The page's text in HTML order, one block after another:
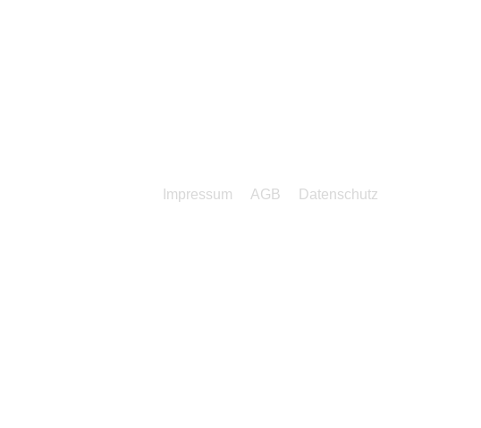
Impressum AGB Datenschutz